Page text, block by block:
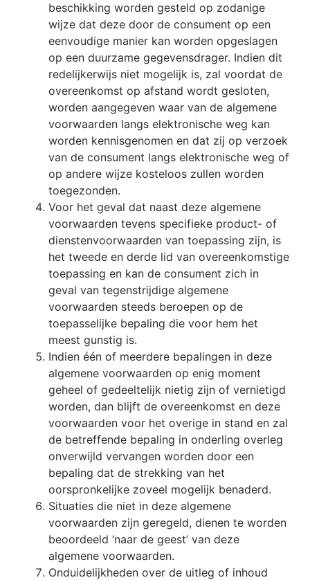
beschikking worden gesteld op zodanige
wijze dat deze door de consument op een
eenvoudige manier kan worden opgeslagen
op een duurzame gegevensdrager. Indien dit
redelijkerwijs niet mogelijk is, zal voordat de
overeenkomst op afstand wordt gesloten,
worden aangegeven waar van de algemene
voorwaarden langs elektronische weg kan
worden kennisgenomen en dat zij op verzoek
van de consument langs elektronische weg of
op andere wijze kosteloos zullen worden
toegezonden.
Voor het geval dat naast deze algemene
voorwaarden tevens specifieke product- of
dienstenvoorwaarden van toepassing zijn, is
het tweede en derde lid van overeenkomstige
toepassing en kan de consument zich in
geval van tegenstrijdige algemene
voorwaarden steeds beroepen op de
toepasselijke bepaling die voor hem het
meest gunstig is.
Indien één of meerdere bepalingen in deze
algemene voorwaarden op enig moment
geheel of gedeeltelijk nietig zijn of vernietigd
worden, dan blijft de overeenkomst en deze
voorwaarden voor het overige in stand en zal
de betreffende bepaling in onderling overleg
onverwijld vervangen worden door een
bepaling dat de strekking van het
oorspronkelijke zoveel mogelijk benaderd.
Situaties die niet in deze algemene
voorwaarden zijn geregeld, dienen te worden
beoordeeld ‘naar de geest’ van deze
algemene voorwaarden.
Onduidelijkheden over de uitleg of inhoud